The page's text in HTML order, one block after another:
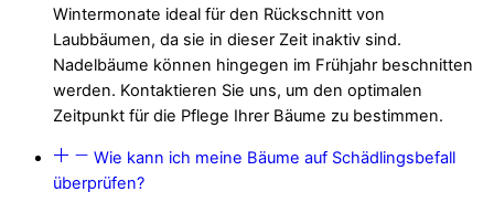
Wintermonate ideal für den Rückschnitt von
Laubbäumen, da sie in dieser Zeit inaktiv sind.
Nadelbäume können hingegen im Frühjahr beschnitten
werden. Kontaktieren Sie uns, um den optimalen
Zeitpunkt für die Pflege Ihrer Bäume zu bestimmen.
Wie kann ich meine Bäume auf Schädlingsbefall
überprüfen?